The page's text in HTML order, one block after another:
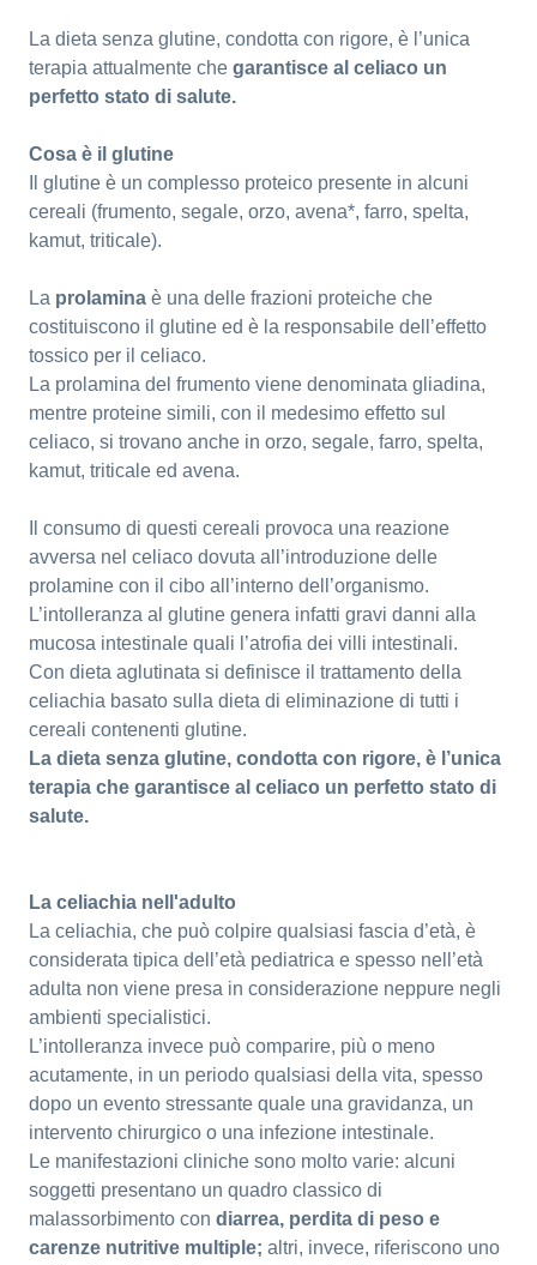
La dieta senza glutine, condotta con rigore, è l’unica
terapia attualmente che garantisce al celiaco un
perfetto stato di salute.
Cosa è il glutine
Il glutine è un complesso proteico presente in alcuni
cereali (frumento, segale, orzo, avena*, farro, spelta,
kamut, triticale).
La prolamina è una delle frazioni proteiche che
costituiscono il glutine ed è la responsabile dell’effetto
tossico per il celiaco.
La prolamina del frumento viene denominata gliadina,
mentre proteine simili, con il medesimo effetto sul
celiaco, si trovano anche in orzo, segale, farro, spelta,
kamut, triticale ed avena.
Il consumo di questi cereali provoca una reazione
avversa nel celiaco dovuta all’introduzione delle
prolamine con il cibo all’interno dell’organismo.
L’intolleranza al glutine genera infatti gravi danni alla
mucosa intestinale quali l’atrofia dei villi intestinali.
Con dieta aglutinata si definisce il trattamento della
celiachia basato sulla dieta di eliminazione di tutti i
cereali contenenti glutine.
La dieta senza glutine, condotta con rigore, è l’unica
terapia che garantisce al celiaco un perfetto stato di
salute.
La celiachia nell'adulto
La celiachia, che può colpire qualsiasi fascia d’età, è
considerata tipica dell’età pediatrica e spesso nell’età
adulta non viene presa in considerazione neppure negli
ambienti specialistici.
L’intolleranza invece può comparire, più o meno
acutamente, in un periodo qualsiasi della vita, spesso
dopo un evento stressante quale una gravidanza, un
intervento chirurgico o una infezione intestinale.
Le manifestazioni cliniche sono molto varie: alcuni
soggetti presentano un quadro classico di
malassorbimento con diarrea, perdita di peso e
carenze nutritive multiple; altri, invece, riferiscono uno